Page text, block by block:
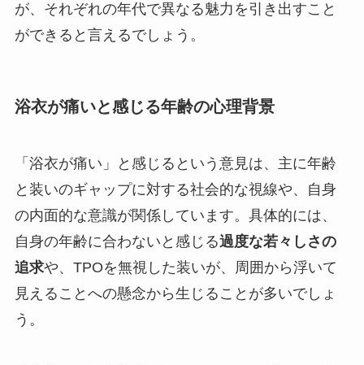
が、それぞれの年代で異なる魅力を引き出すこと
ができると言えるでしょう。
浴衣が痛いと感じる年齢の心理背景
「浴衣が痛い」と感じるという意見は、主に年齢
と装いのギャップに対する社会的な視線や、自身
の内面的な意識が関係しています。具体的には、
自身の年齢に合わないと感じる過度な若々しさの
追求や、TPOを無視した装いが、周囲から浮いて
見えることへの懸念から生じることが多いでしょ
う。